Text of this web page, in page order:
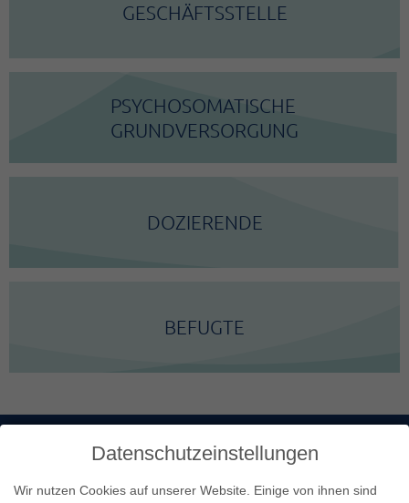
GESCHÄFTSSTELLE
PSYCHOSOMATISCHE
GRUNDVERSORGUNG
DOZIERENDE
BEFUGTE
Aktuelles
Datenschutzeinstellungen
Wir nutzen Cookies auf unserer Website. Einige von ihnen sind